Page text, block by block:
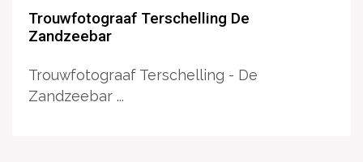
Trouwfotograaf Terschelling De
Zandzeebar
Trouwfotograaf Terschelling - De
Zandzeebar ...